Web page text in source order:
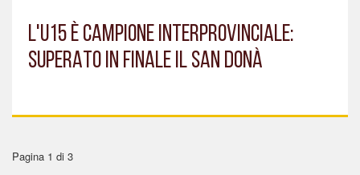
L'U15 È CAMPIONE INTERPROVINCIALE:
SUPERATO IN FINALE IL SAN DONÀ
Pagina 1 di 3